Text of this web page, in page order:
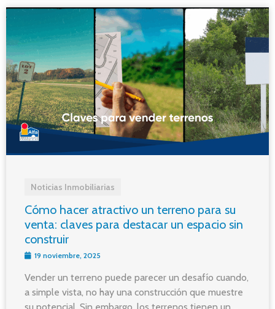
Noticias Inmobiliarias
Cómo hacer atractivo un terreno para su
venta: claves para destacar un espacio sin
construir
19 noviembre, 2025
Vender un terreno puede parecer un desafío cuando,
a simple vista, no hay una construcción que muestre